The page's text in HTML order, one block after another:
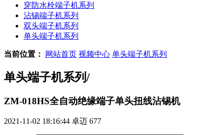
穿防水栓端子机系列
沾锡端子机系列
双头端子机系列
单头端子机系列
当前位置： 网站首页 视频中心 单头端子机系列
单头端子机系列/
ZM-018HS全自动绝缘端子单头扭线沾锡机
2021-11-02 18:16:44 卓迈 677